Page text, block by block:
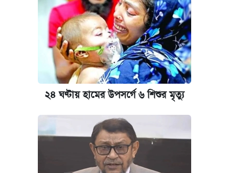
২৪ ঘণ্টায় হামের উপসর্গে ৬ শিশুর মৃত্যু